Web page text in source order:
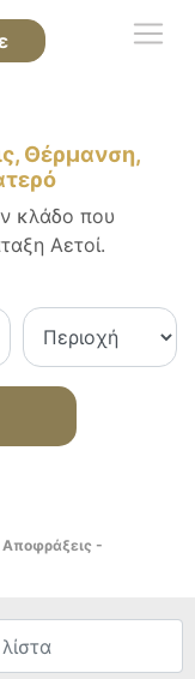
Θέρμανση,
κλάδο που
Αετοί.
-